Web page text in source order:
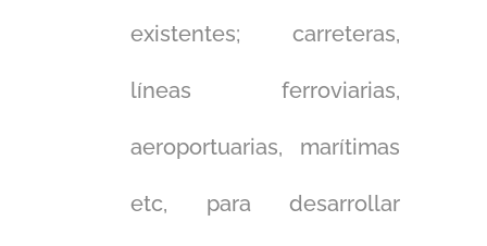
existentes; carreteras,
líneas ferroviarias,
aeroportuarias, marítimas
etc, para desarrollar